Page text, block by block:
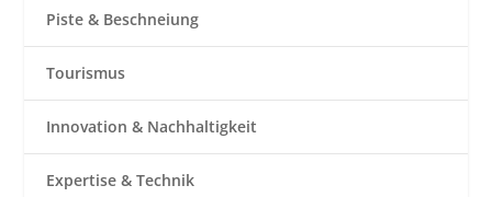
Piste & Beschneiung
Tourismus
Innovation & Nachhaltigkeit
Expertise & Technik